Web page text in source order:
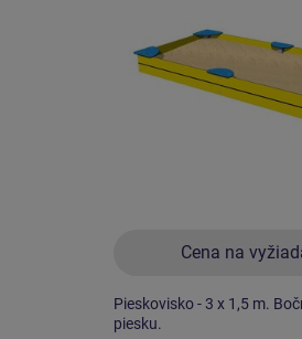
Cena na
Pieskovisko - 3 x 1,5 m.
piesku.